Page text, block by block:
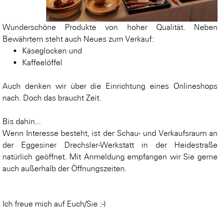
Wunderschöne Produkte von hoher Qualität. Neben
Bewährtem steht auch Neues zum Verkauf:
Käseglocken und
Kaffeelöffel
Auch denken wir über die Einrichtung eines Onlineshops
nach. Doch das braucht Zeit.
Bis dahin...
Wenn Interesse besteht, ist der Schau- und Verkaufsraum an
der Eggesiner Drechsler-Werkstatt in der Heidestraße
natürlich geöffnet. Mit Anmeldung empfangen wir Sie gerne
auch außerhalb der Öffnungszeiten.
Ich freue mich auf Euch/Sie :-)